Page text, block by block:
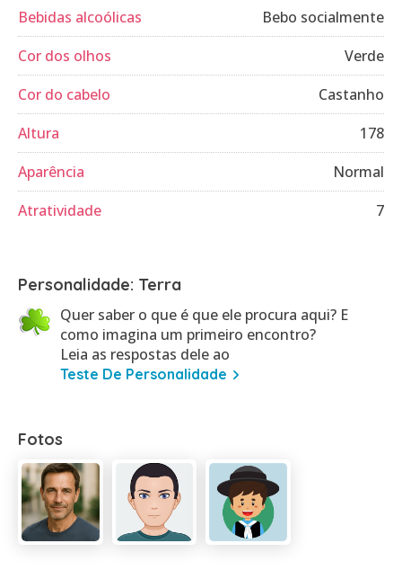
Bebidas alcoólicas
Bebo socialmente
Cor dos olhos
Verde
Cor do cabelo
Castanho
Altura
178
Aparência
Normal
Atratividade
7
Personalidade: Terra
Quer saber o que é que ele procura aqui? E
como imagina um primeiro encontro?
Leia as respostas dele ao
Teste De Personalidade
Fotos